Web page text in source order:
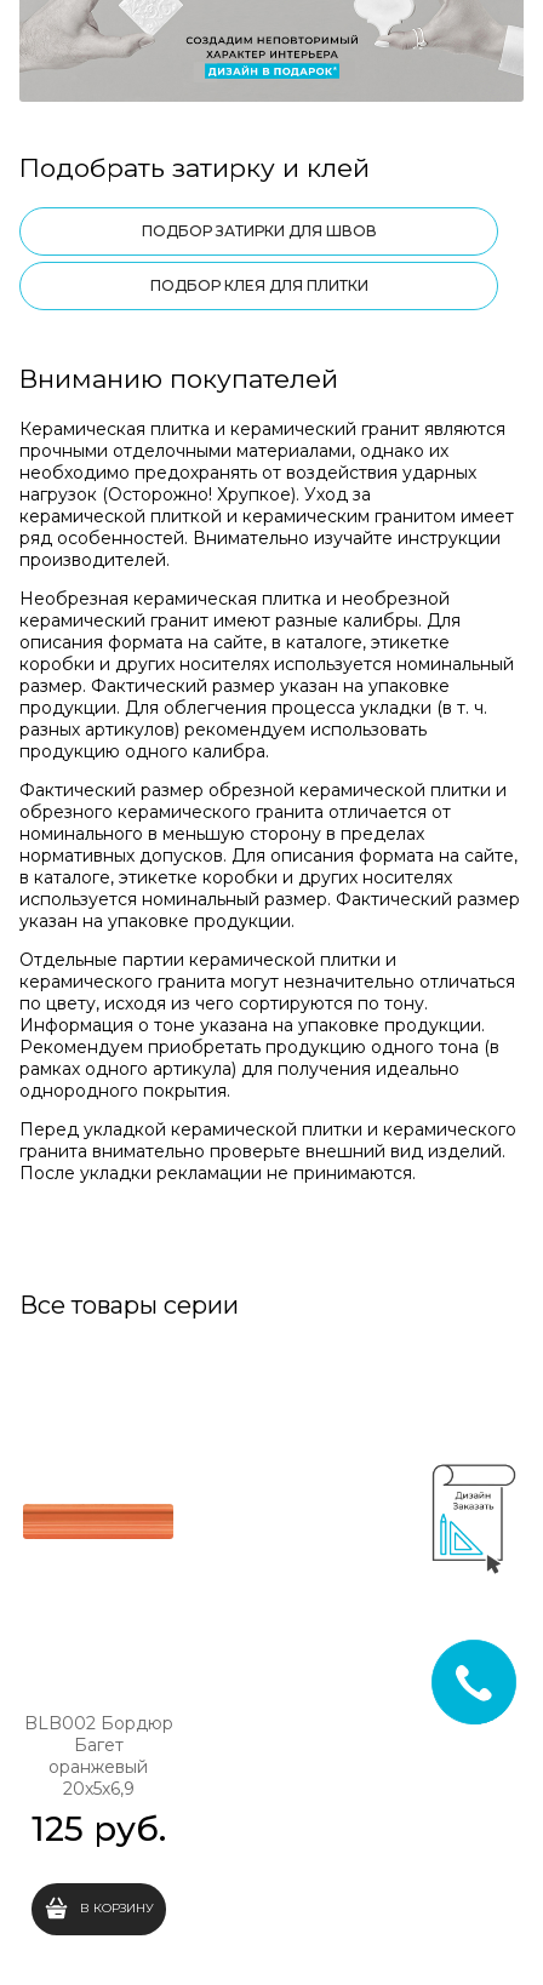
Подобрать затирку и клей
ПОДБОР ЗАТИРКИ ДЛЯ ШВОВ
ПОДБОР КЛЕЯ ДЛЯ ПЛИТКИ
Вниманию покупателей
Керамическая плитка и керамический гранит являются
прочными отделочными материалами, однако их
необходимо предохранять от воздействия ударных
нагрузок (Осторожно! Хрупкое). Уход за
керамической плиткой и керамическим гранитом имеет
ряд особенностей. Внимательно изучайте инструкции
производителей.
Необрезная керамическая плитка и необрезной
керамический гранит имеют разные калибры. Для
описания формата на сайте, в каталоге, этикетке
коробки и других носителях используется номинальный
размер. Фактический размер указан на упаковке
продукции. Для облегчения процесса укладки (в т. ч.
разных артикулов) рекомендуем использовать
продукцию одного калибра.
Фактический размер обрезной керамической плитки и
обрезного керамического гранита отличается от
номинального в меньшую сторону в пределах
нормативных допусков. Для описания формата на сайте,
в каталоге, этикетке коробки и других носителях
используется номинальный размер. Фактический размер
указан на упаковке продукции.
Отдельные партии керамической плитки и
керамического гранита могут незначительно отличаться
по цвету, исходя из чего сортируются по тону.
Информация о тоне указана на упаковке продукции.
Рекомендуем приобретать продукцию одного тона (в
рамках одного артикула) для получения идеально
однородного покрытия.
Перед укладкой керамической плитки и керамического
гранита внимательно проверьте внешний вид изделий.
После укладки рекламации не принимаются.
Все товары серии
BLB002 Бордюр
Багет
оранжевый
20х5х6,9
125 руб.
В КОРЗИНУ